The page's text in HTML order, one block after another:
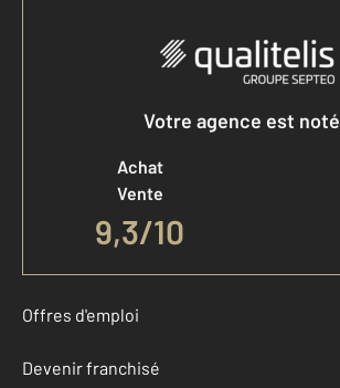
Votre agence est
Achat
Vente
9,3/10
Offres d'emploi
Devenir franchisé